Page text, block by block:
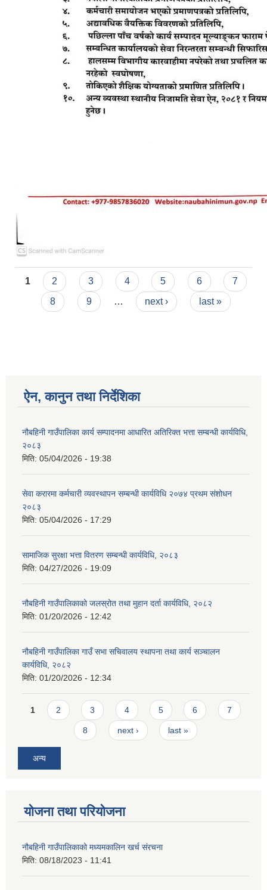
Pages
1 2 3 4 5 6
7
8
9 … next › last »
ऐन, कानुन तथा निर्देशिका
नौबहिनी गाउँपालिका कार्य सम्पादनमा आधारित अतिरिक्त भत्ता सम्बन्धी कार्यविधि,
२०८३
मिति: 05/04/2026 - 19:38
सेवा करारमा कर्मचारी व्यवस्थापन सम्बन्धी कार्यविधि २०७४ प्रथम संशोधन
२०८३
मिति: 05/04/2026 - 17:29
सामाजिक सुरक्षा भत्ता वितरण सम्बन्धी कार्यविधि, २०८३
मिति: 04/27/2026 - 19:09
नौबहिनी गाउँपालिकाको जलस्रोत तथा मुहान दर्ता कार्यविधि, २०८२
मिति: 01/20/2026 - 12:42
नौबहिनी गाउँपालिका गाउँ सभा सचिवालय स्थापना तथा कार्य सञ्चालन
कार्यविधि, २०८२
मिति: 01/20/2026 - 12:34
Pages
1 2 3 4 5 6 7
8 next › last »
अन्य
योजना तथा परियोजना
नौबहिनी गाउँपालिकाको मध्यमकालिन खर्च संरचना
मिति: 08/18/2023 - 11:41